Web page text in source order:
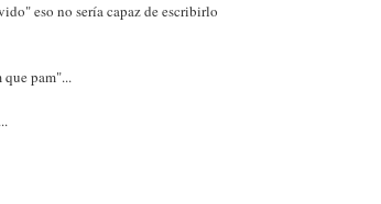
eso no sería capaz de escribirlo
pam"...